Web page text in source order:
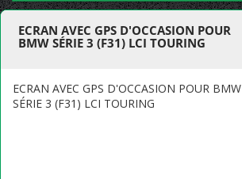
ECRAN AVEC GPS D'OCCASION POUR
BMW SÉRIE 3 (F31) LCI TOURING
ECRAN AVEC GPS D'OCCASION POUR BMW
SÉRIE 3 (F31) LCI TOURING